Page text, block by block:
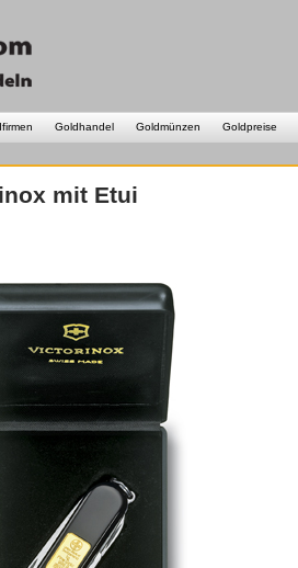
Goldhandel Goldmünzen Goldpreise
mit Etui